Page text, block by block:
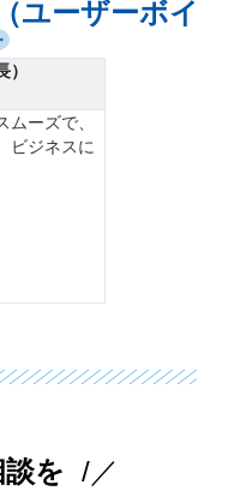
ユーザーボイ
ーズで、
ビジネスに
を /／